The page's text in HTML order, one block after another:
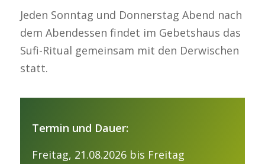
Jeden Sonntag und Donnerstag Abend nach
dem Abendessen findet im Gebetshaus das
Sufi-Ritual gemeinsam mit den Derwischen
statt.
Termin und Dauer:
Freitag, 21.08.2026 bis Freitag